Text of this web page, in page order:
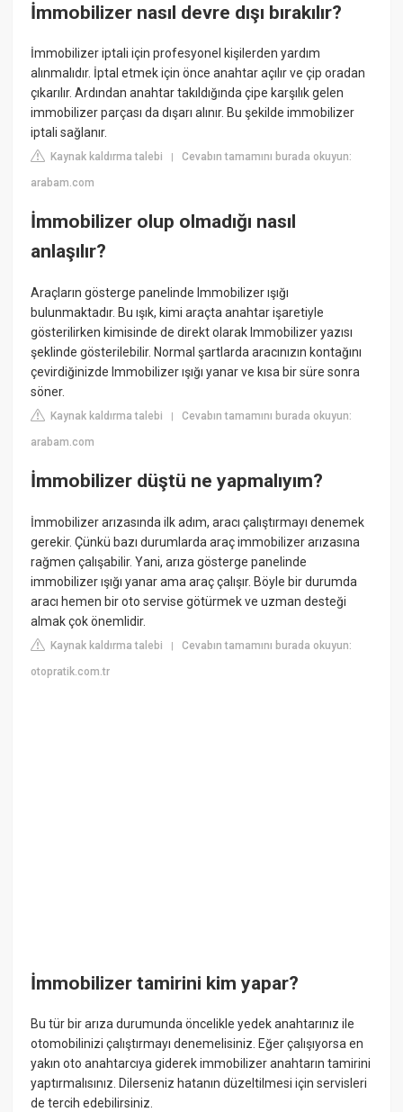
İmmobilizer nasıl devre dışı bırakılır?
İmmobilizer iptali için profesyonel kişilerden yardım
alınmalıdır. İptal etmek için önce anahtar açılır ve çip oradan
çıkarılır. Ardından anahtar takıldığında çipe karşılık gelen
immobilizer parçası da dışarı alınır. Bu şekilde immobilizer
iptali sağlanır.
Kaynak kaldırma talebi |Cevabın tamamını burada okuyun:
arabam.com
İmmobilizer olup olmadığı nasıl
anlaşılır?
Araçların gösterge panelinde Immobilizer ışığı
bulunmaktadır. Bu ışık, kimi araçta anahtar işaretiyle
gösterilirken kimisinde de direkt olarak Immobilizer yazısı
şeklinde gösterilebilir. Normal şartlarda aracınızın kontağını
çevirdiğinizde Immobilizer ışığı yanar ve kısa bir süre sonra
söner.
Kaynak kaldırma talebi |Cevabın tamamını burada okuyun:
arabam.com
İmmobilizer düştü ne yapmalıyım?
İmmobilizer arızasında ilk adım, aracı çalıştırmayı denemek
gerekir. Çünkü bazı durumlarda araç immobilizer arızasına
rağmen çalışabilir. Yani, arıza gösterge panelinde
immobilizer ışığı yanar ama araç çalışır. Böyle bir durumda
aracı hemen bir oto servise götürmek ve uzman desteği
almak çok önemlidir.
Kaynak kaldırma talebi |Cevabın tamamını burada okuyun:
otopratik.com.tr
İmmobilizer tamirini kim yapar?
Bu tür bir arıza durumunda öncelikle yedek anahtarınız ile
otomobilinizi çalıştırmayı denemelisiniz. Eğer çalışıyorsa en
yakın oto anahtarcıya giderek immobilizer anahtarın tamirini
yaptırmalısınız. Dilerseniz hatanın düzeltilmesi için servisleri
de tercih edebilirsiniz.